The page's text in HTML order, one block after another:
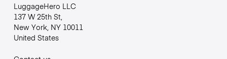
LuggageHero LLC
137 W 25th St,
New York, NY 10011
United States